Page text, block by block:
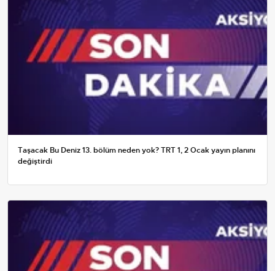
Taşacak Bu Deniz 13. bölüm neden yok? TRT 1, 2 Ocak yayın planını
değiştirdi